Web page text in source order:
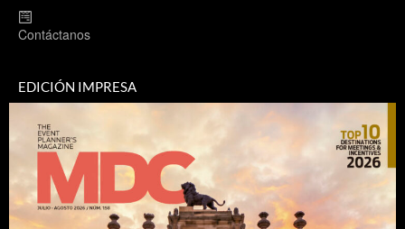
Contáctanos
EDICIÓN IMPRESA